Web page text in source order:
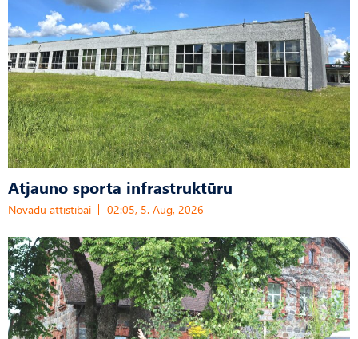
Atjauno sporta infrastruktūru
Novadu attīstībai 02:05, 5. Aug, 2026